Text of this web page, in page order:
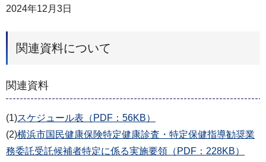
2024年12月3日
関連資料について
関連資料
(1)スケジュール表（PDF：56KB）
(2)横浜市国民健康保険特定健康診査・特定保健指導勧奨業
務委託受託候補者特定に係る実施要領（PDF：228KB）